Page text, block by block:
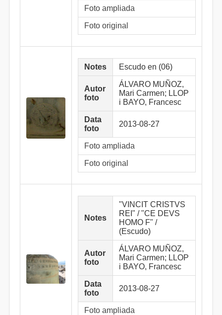
Foto ampliada
Foto original
Notes Escudo en (06)
Autor
foto
ÁLVARO MUÑOZ,
Mari Carmen; LLOP
i BAYO, Francesc
Data
foto
2013-08-27
Foto ampliada
Foto original
Notes
"VINCIT CRISTVS
REI" / "CE DEVS
HOMO F" /
(Escudo)
Autor
foto
ÁLVARO MUÑOZ,
Mari Carmen; LLOP
i BAYO, Francesc
Data
foto
2013-08-27
Foto ampliada